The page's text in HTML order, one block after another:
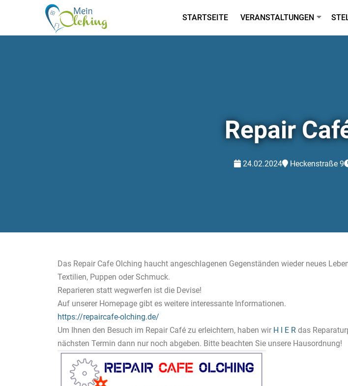
STARTSEITE VERANSTALTUNGEN
Repair
24.02.2024 Heckenstraße 9
Das Repair Cafe Olching haucht angeschlagenen Gegenständen wieder neues
Textilien, Puppen oder Schmuck.
Reparieren statt wegwerfen ist die Devise!
Auf unserer Homepage gibt es weitere interessante Informationen.
https://repaircafe-olching.de/
Um Ihnen den Besuch im Repair Café zu erleichtern, haben wir H I E R das
nächsten Termin dann nur noch abgeben. Bitte beachten Sie unsere Hausordnung!